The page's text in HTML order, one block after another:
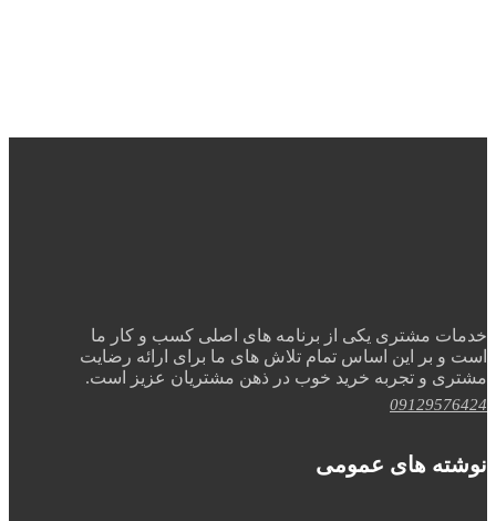
خدمات مشتری یکی از برنامه های اصلی کسب و کار ما
است و بر این اساس تمام تلاش های ما برای ارائه رضایت
مشتری و تجربه خرید خوب در ذهن مشتریان عزیز است.
09129576424
نوشته های عمومی